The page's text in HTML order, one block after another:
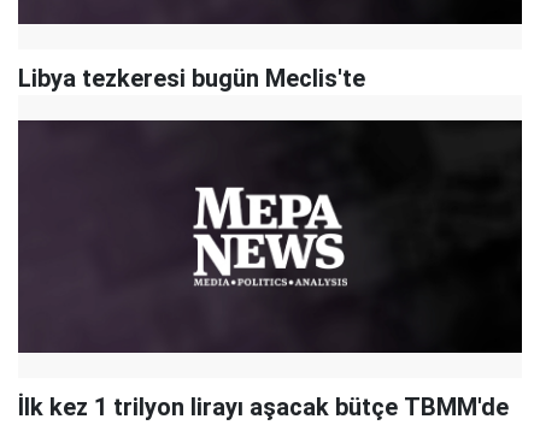
Libya tezkeresi bugün Meclis'te
İlk kez 1 trilyon lirayı aşacak bütçe TBMM'de